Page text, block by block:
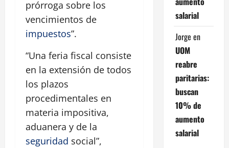
prórroga sobre los
vencimientos de
impuestos”.
“Una feria fiscal consiste
en la extensión de todos
los plazos
procedimentales en
materia impositiva,
aduanera y de la
seguridad social”,
salarial
Jorge en
UOM
reabre
paritarias:
buscan
10% de
aumento
salarial